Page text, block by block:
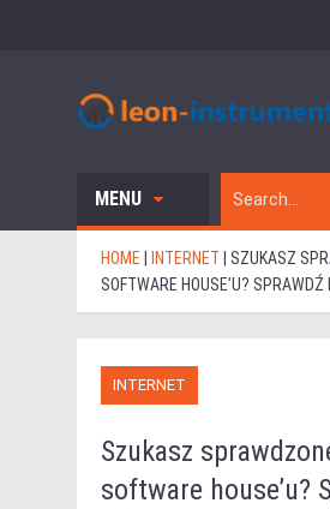
MENU
HOME INTERNET
SZUKASZ
SOFTWARE HOUSE’U? SPRAWDŹ
INTERNET
Szukasz
software house’u?